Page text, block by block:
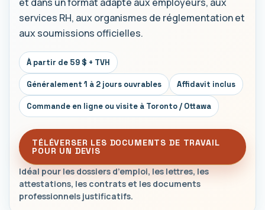
services RH, aux organismes de réglementation et
aux soumissions officielles.
À partir de 59 $ + TVH
Généralement 1 à 2 jours ouvrables Affidavit inclus
Commande en ligne ou visite à Toronto / Ottawa
TÉLÉVERSER LES DOCUMENTS DE TRAVAIL
POUR UN DEVIS
Idéal pour les dossiers d’emploi, les lettres, les
attestations, les contrats et les documents
professionnels justificatifs.